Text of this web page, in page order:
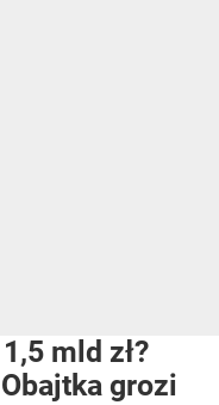
mld zł?
grozi